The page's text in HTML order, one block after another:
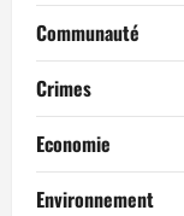
Communauté
Crimes
Economie
Environnement